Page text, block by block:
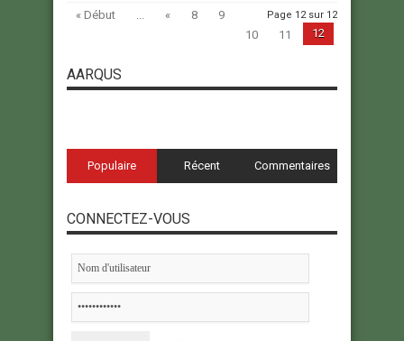
Page 12 sur 12
« Début ... « 8
9
10
11 12
AARQUS
Populaire Récent Commentaires
CONNECTEZ-VOUS